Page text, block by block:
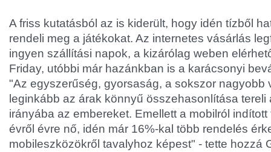
A friss kutatásból az is kiderült, hogy idén tízből
rendeli meg a játékokat. Az internetes vásárlás
ingyen szállítási napok, a kizárólag weben
Friday, utóbbi már hazánkban is a karácsonyi
"Az egyszerűség, gyorsaság, a sokszor nagyobb
leginkább az árak könnyű összehasonlítása
irányába az embereket. Emellett a mobilról
évről évre nő, idén már 16%-kal több rendelés
mobileszközökről tavalyhoz képest" - tette hozzá